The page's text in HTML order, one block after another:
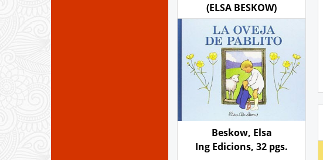
(ELSA BESKOW)
Beskow, Elsa
Ing Edicions, 32 pgs.